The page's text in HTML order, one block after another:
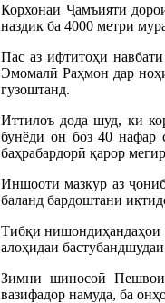
Корхонаи Ҷамъияти
наздик ба 4000 метри
Пас аз ифтитоҳи
Эмомалӣ Раҳмон дар
гузоштанд.
Иттилоъ дода шуд, ки
бунёди он боз 40 нафар
баҳрабардорӣ қарор
Иншооти мазкур аз
баланд бардоштани
Тибқи нишондиҳандаҳои
алоҳидаи
Зимни шиносоӣ Пешвои
вазифадор намуда, ба